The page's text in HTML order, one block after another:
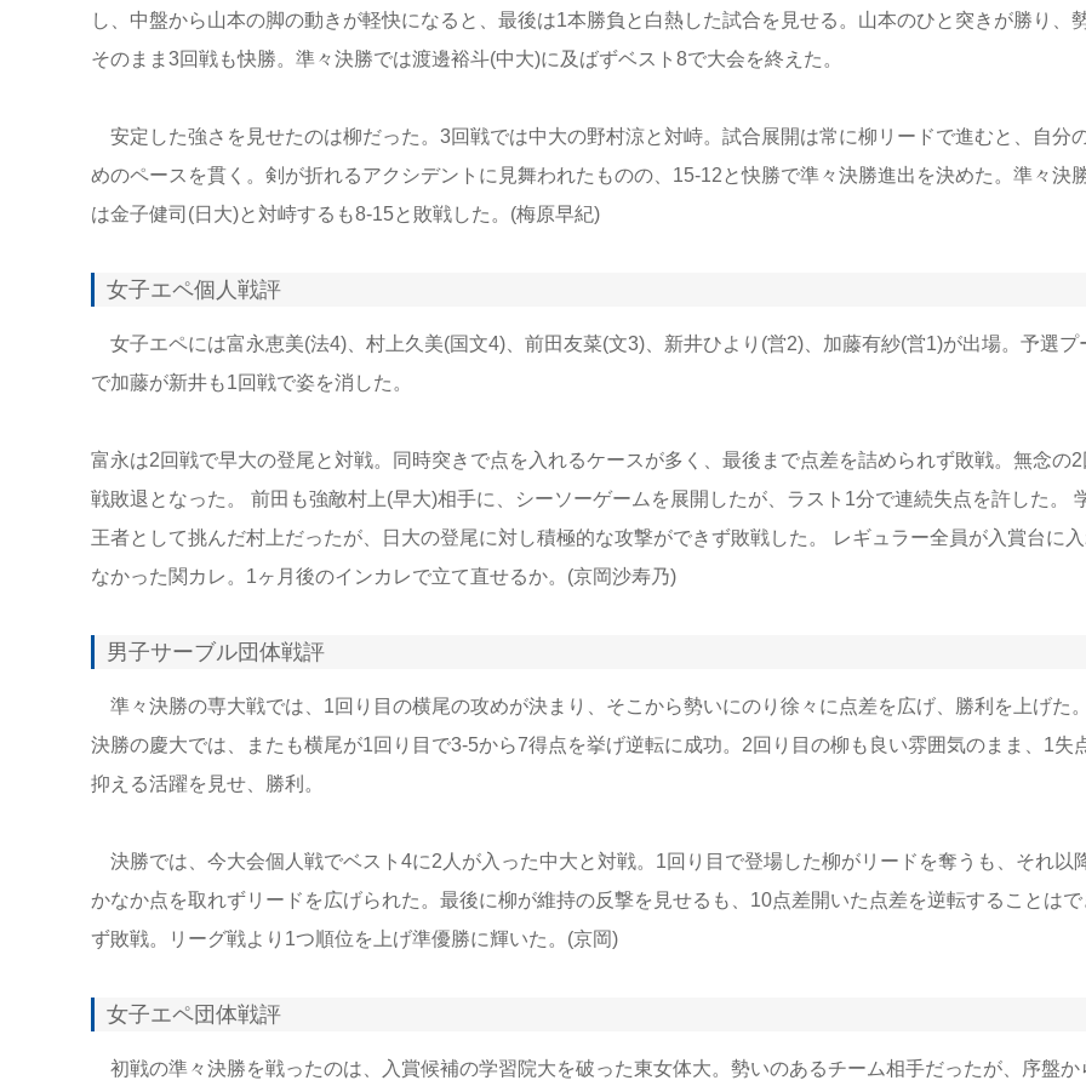
し、中盤から山本の脚の動きが軽快になると、最後は1本勝負と白熱した試合を見せる。山本のひと突きが勝り、
そのまま3回戦も快勝。準々決勝では渡邊裕斗(中大)に及ばずベスト8で大会を終えた。
安定した強さを見せたのは柳だった。3回戦では中大の野村涼と対峙。試合展開は常に柳リードで進むと、自分
めのペースを貫く。剣が折れるアクシデントに見舞われたものの、15‐12と快勝で準々決勝進出を決めた。準々決
は金子健司(日大)と対峙するも8-15と敗戦した。(梅原早紀)
女子エペ個人戦評
女子エペには富永恵美(法4)、村上久美(国文4)、前田友菜(文3)、新井ひより(営2)、加藤有紗(営1)が出場。予選プ
で加藤が新井も1回戦で姿を消した。
富永は2回戦で早大の登尾と対戦。同時突きで点を入れるケースが多く、最後まで点差を詰められず敗戦。無念の2
戦敗退となった。 前田も強敵村上(早大)相手に、シーソーゲームを展開したが、ラスト1分で連続失点を許した。
王者として挑んだ村上だったが、日大の登尾に対し積極的な攻撃ができず敗戦した。 レギュラー全員が入賞台に
なかった関カレ。1ヶ月後のインカレで立て直せるか。(京岡沙寿乃)
男子サーブル団体戦評
準々決勝の専大戦では、1回り目の横尾の攻めが決まり、そこから勢いにのり徐々に点差を広げ、勝利を上げた
決勝の慶大では、またも横尾が1回り目で3-5から7得点を挙げ逆転に成功。2回り目の柳も良い雰囲気のまま、1失
抑える活躍を見せ、勝利。
決勝では、今大会個人戦でベスト4に2人が入った中大と対戦。1回り目で登場した柳がリードを奪うも、それ以
かなか点を取れずリードを広げられた。最後に柳が維持の反撃を見せるも、10点差開いた点差を逆転することはで
ず敗戦。リーグ戦より1つ順位を上げ準優勝に輝いた。(京岡)
女子エペ団体戦評
初戦の準々決勝を戦ったのは、入賞候補の学習院大を破った東女体大。勢いのあるチーム相手だったが、序盤か